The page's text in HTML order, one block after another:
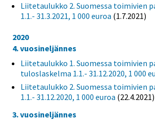
Liitetaulukko 2. Suomessa toimivien
1.1.- 31.3.2021, 1 000 euroa (1.7.2021)
2020
4. vuosineljännes
Liitetaulukko 1. Suomessa toimivien
tuloslaskelma 1.1.- 31.12.2020, 1 000
Liitetaulukko 2. Suomessa toimivien
1.1.- 31.12.2020, 1 000 euroa (22.4.2021)
3. vuosineljännes